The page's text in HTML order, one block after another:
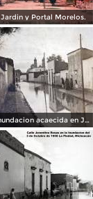
Jardin y Portal Morelos.
Inundacion acaecida en Julio de 1912.